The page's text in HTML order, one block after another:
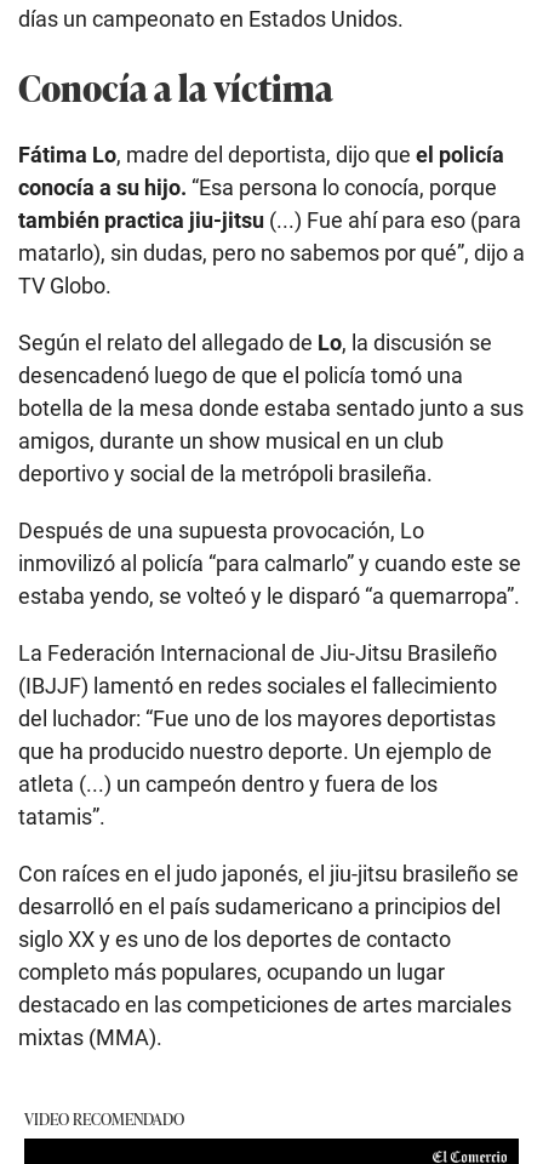
días un campeonato en Estados Unidos.
Conocía a la víctima
Fátima Lo, madre del deportista, dijo que el policía
conocía a su hijo. “Esa persona lo conocía, porque
también practica jiu-jitsu (...) Fue ahí para eso (para
matarlo), sin dudas, pero no sabemos por qué”, dijo a
TV Globo.
Según el relato del allegado de Lo, la discusión se
desencadenó luego de que el policía tomó una
botella de la mesa donde estaba sentado junto a sus
amigos, durante un show musical en un club
deportivo y social de la metrópoli brasileña.
Después de una supuesta provocación, Lo
inmovilizó al policía “para calmarlo” y cuando este se
estaba yendo, se volteó y le disparó “a quemarropa”.
La Federación Internacional de Jiu-Jitsu Brasileño
(IBJJF) lamentó en redes sociales el fallecimiento
del luchador: “Fue uno de los mayores deportistas
que ha producido nuestro deporte. Un ejemplo de
atleta (...) un campeón dentro y fuera de los
tatamis”.
Con raíces en el judo japonés, el jiu-jitsu brasileño se
desarrolló en el país sudamericano a principios del
siglo XX y es uno de los deportes de contacto
completo más populares, ocupando un lugar
destacado en las competiciones de artes marciales
mixtas (MMA).
VIDEO RECOMENDADO